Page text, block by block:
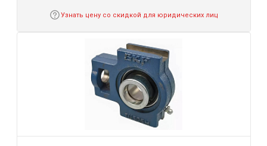
Узнать цену со скидкой для юридических лиц